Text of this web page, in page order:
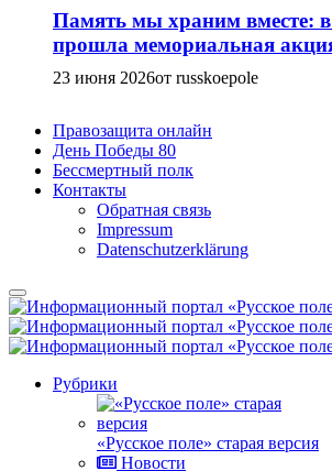
Память мы храним вместе:
прошла мемориальная
23 июня 2026от russkoepole
Правозащита онлайн
День Победы 80
Бессмертный полк
Контакты
Обратная связь
Impressum
Datenschutzerklärung
Рубрики
«Русское поле» старая версия
Новости